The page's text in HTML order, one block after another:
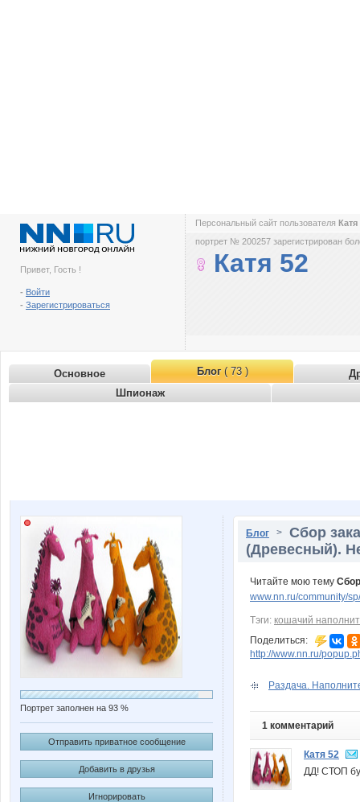
Привет, Гость !
- Войти
- Зарегистрироваться
Персональный сайт пользователя
портрет № 200257 зарегистрирован
Катя 52
Основное Блог( 73 )
Шпионаж
Портрет заполнен на 93 %
Отправить приватное сообщение
Добавить в друзья
Игнорировать
Блог > Сбор
(Древесный).
Читайте мою тему
www.nn.ru/community/
Тэги: кошачий
Поделиться:
http://www.nn.ru/
Раздача.
1 комментарий
Катя 52
ДД! СТОП